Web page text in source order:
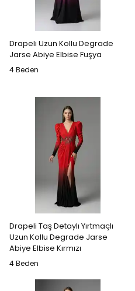
Drapeli Uzun Kollu Degrade
Jarse Abiye Elbise Fuşya
4 Beden
Drapeli Taş Detaylı Yırtmaçlı
Uzun Kollu Degrade Jarse
Abiye Elbise Kırmızı
4 Beden